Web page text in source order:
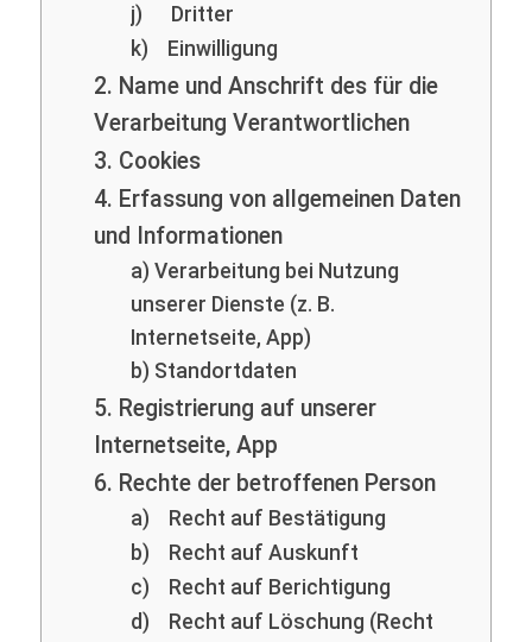
j) Dritter
k) Einwilligung
2. Name und Anschrift des für die
Verarbeitung Verantwortlichen
3. Cookies
4. Erfassung von allgemeinen Daten
und Informationen
a) Verarbeitung bei Nutzung
unserer Dienste (z. B.
Internetseite, App)
b) Standortdaten
5. Registrierung auf unserer
Internetseite, App
6. Rechte der betroffenen Person
a) Recht auf Bestätigung
b) Recht auf Auskunft
c) Recht auf Berichtigung
d) Recht auf Löschung (Recht